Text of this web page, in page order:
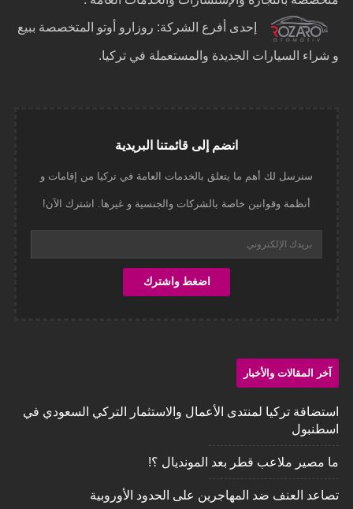
إحدى أفرع الشركة: روزارو أوتو المتخصصة ببيع
و شراء السيارات الجديدة والمستعملة في تركيا.
انضم إلى قائمتنا البريدية
سنرسل لك أهم ما يتعلق بالخدمات العامة في تركيا من إقامات و
أنظمة وقوانين خاصة بالشركات والجنسية و غيرها. اشترك الآن!
آخر المقالات والأخبار
استضافة تركيا لمنتدى الأعمال والاستثمار التركي السعودي في
اسطنبول
ما مصير ملاعب قطر بعد المونديال ؟!
تصاعد العنف ضد المهاجرين على الحدود الأوروبية